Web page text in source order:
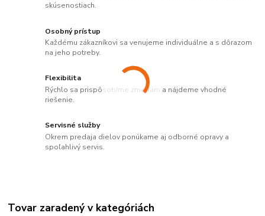
skúsenostiach.
Osobný prístup
Každému zákazníkovi sa venujeme individuálne a s dôrazom
na jeho potreby.
Flexibilita
Rýchlo sa prispôsobíme zmenám a nájdeme vhodné
riešenie.
Servisné služby
Okrem predaja dielov ponúkame aj odborné opravy a
spoľahlivý servis.
Tovar zaradený v kategóriách